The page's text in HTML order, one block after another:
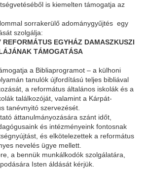
is kiemelten támogatja az
sorrakerülő adománygyűjtés egy
szolgálja:
REFORMÁTUS EGYHÁZ DAMASZKUSZI
TÁMOGATÁSA
a Bibliaprogramot – a külhoni
tanulók újfordítású teljes bibliával
a református általános iskolák és a
találkozóját, valamint a Kárpát-
tanévnyitó szervezését.
áttanulmányozására szánt időt,
és intézményeink fontosnak
és elkötelezettek a református
nevelés ügye mellett.
a bennük munkálkodók szolgálatára,
Isten áldását kérjük.